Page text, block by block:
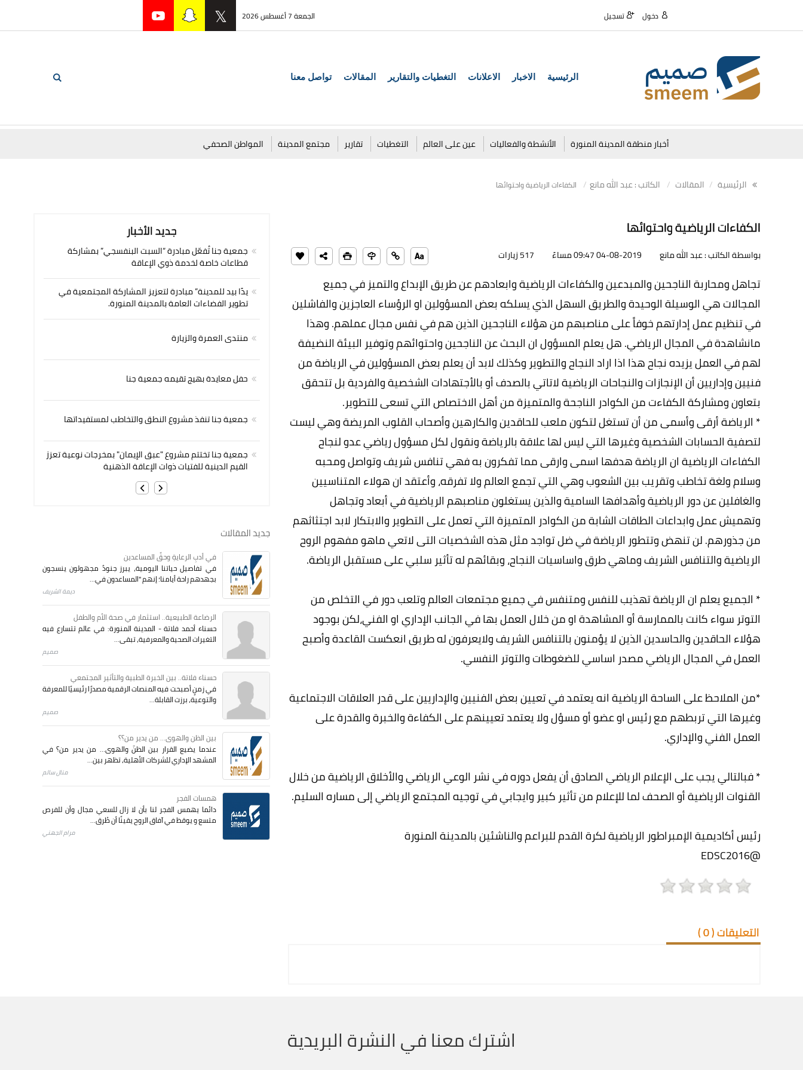
الجمعة 7 أغسطس 2026 دخول تسجيل
الرئيسية الاخبار الاعلانات التغطيات والتقارير المقالات تواصل معنا
أخبار منطقة المدينة المنورة الأنشطة والفعاليات عين على العالم التغطيات تقارير مجتمع المدينة المواطن الصحفي
الرئيسية المقالات الكاتب : عبد الله مانع الكفاءات الرياضية واحتوائها
الكفاءات الرياضية واحتوائها
بواسطة الكاتب : عبد الله مانع 04-08-2019 09:47 مساءً 517 زيارات
تجاهل ومحاربة الناجحين والمبدعين والكفاءات الرياضية وابعادهم عن طريق الإبداع والتميز في جميع
المجالات هي الوسيلة الوحيدة والطريق السهل الذي يسلكه بعض المسؤولين او الرؤساء العاجزين والفاشلين
في تنظيم عمل إدارتهم خوفاً على مناصبهم من هؤلاء الناجحين الذين هم في نفس مجال عملهم. وهذا
مانشاهدة في المجال الرياضي. هل يعلم المسؤول ان البحث عن الناجحين واحتوائهم وتوفير البيئة النضيفة
لهم في العمل يزيده نجاح هذا اذا اراد النجاح والتطوير وكذلك لابد أن يعلم بعض المسؤولين في الرياضة من
فنيين وإداريين أن الإنجازات والنجاحات الرياضية لاتاتي بالصدف أو بالأجتهادات الشخصية والفردية بل تتحقق
بتعاون ومشاركة الكفاءت من الكوادر الناجحة والمتميزة من أهل الاختصاص التي تسعى للتطوير.
* الرياضة أرقى وأسمى من أن تستغل لتكون ملعب للحاقدين والكارهين وأصحاب القلوب المريضة وهي ليست
لتصفية الحسابات الشخصية وغيرها التي ليس لها علاقة بالرياضة ونقول لكل مسؤول رياضي عدو لنجاح
الكفاءات الرياضية ان الرياضة هدفها اسمى وارقى مما تفكرون به فهي تنافس شريف وتواصل ومحبه
وسلام ولغة تخاطب وتقريب بين الشعوب وهي التي تجمع العالم ولا تفرقه، وأعتقد ان هولاء المتناسيين
والغافلين عن دور الرياضية وأهدافها السامية والذين يستغلون مناصبهم الرياضية في أبعاد وتجاهل
وتهميش عمل وابداعات الطاقات الشابة من الكوادر المتميزة التي تعمل على التطوير والابتكار لابد اجتثاثهم
من جذورهم. لن تنهض وتتطور الرياضة في ضل تواجد مثل هذه الشخصيات التى لاتعي ماهو مفهوم الروح
الرياضية والتنافس الشريف وماهي طرق واساسيات النجاح، وبقائهم له تأثير سلبي على مستقبل الرياضة.
* الجميع يعلم ان الرياضة تهذيب للنفس ومتنفس في جميع مجتمعات العالم وتلعب دور في التخلص من
التوتر سواء كانت بالممارسة أو المشاهدة او من خلال العمل بها في الجانب الإداري او الفني،لكن بوجود
هؤلاء الحاقدين والحاسدين الذين لا يؤمنون بالتنافس الشريف ولايعرفون له طريق انعكست القاعدة وأصبح
العمل في المجال الرياضي مصدر اساسي للضغوطات والتوتر النفسي.
*من الملاحظ على الساحة الرياضية انه يعتمد في تعيين بعض الفنيين والإداريين على قدر العلاقات الاجتماعية
وغيرها التي تربطهم مع رئيس او عضو أو مسؤل ولا يعتمد تعيينهم على الكفاءة والخبرة والقدرة على
العمل الفني والإداري.
* فبالتالي يجب على الإعلام الرياضي الصادق أن يفعل دوره في نشر الوعي الرياضي والأخلاق الرياضية من خلال
القنوات الرياضية أو الصحف لما للإعلام من تأثير كبير وايجابي في توجيه المجتمع الرياضي إلى مساره السليم.
رئيس أكاديمية الإمبراطور الرياضية لكرة القدم للبراعم والناشئين بالمدينة المنورة
@EDSC2016
جديد الأخبار
جمعية جنا تُفعّل مبادرة “السبت البنفسجي” بمشاركة
قطاعات خاصة لخدمة ذوي الإعاقة
يدًا بيد للمدينة” مبادرة لتعزيز المشاركة المجتمعية في
تطوير الفضاءات العامة بالمدينة المنورة.
منتدى العمرة والزيارة
حفل معايدة بهيج تقيمه جمعية جنا
جمعية جنا تنفذ مشروع النطق والتخاطب لمستفيداتها
جمعية جنا تختتم مشروع "عبق الإيمان" بمخرجات نوعية تعزز
القيم الدينية للفتيات ذوات الإعاقة الذهنية
جديد المقالات
في أدبِ الرعايةِ وحقِّ المساعدين
في تفاصيل حياتنا اليومية، يبرز جنودٌ مجهولون ينسجون
بجهدهم راحة أيامنا؛ إنهم "المساعدون في...
ديمة الشريف
الرضاعة الطبيعية.. استثمار في صحة الأم والطفل
حسناء أحمد فلاتة - المدينة المنورة: في عالم تتسارع فيه
التغيرات الصحية والمعرفية، تبقى...
صميم
حسناء فلاتة.. بين الخبرة الطبية والتأثير المجتمعي
في زمنٍ أصبحت فيه المنصات الرقمية مصدرًا رئيسيًا للمعرفة
والتوعية، برزت القابلة...
صميم
بين الظن والهوى... من يدير من؟؟
عندما يضيع القرار بين الظنّ والهوى… من يدير من؟ في
المشهد الإداري للشركات الأهلية، تظهر بين...
منال سالم
همسات الفجر
دائما يهمس الفجر لنا بأن لا زال للسعي مجال وأن للفرص
متسع و يوقظ في آفاق الروح يقينًا أن طُرق...
مرام الجهني
التعليقات (0
)
اشترك معنا في النشرة البريدية